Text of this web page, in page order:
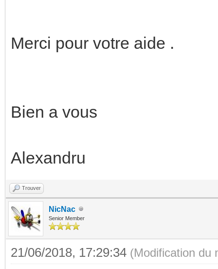
Merci pour votre aide .
Bien a vous
Alexandru
Trouver
NicNac
Senior Member
21/06/2018, 17:29:34 (Modification du